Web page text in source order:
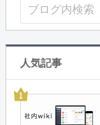
人気記事